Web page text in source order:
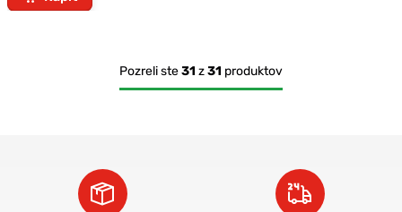
Pozreli ste31 z31 produktov